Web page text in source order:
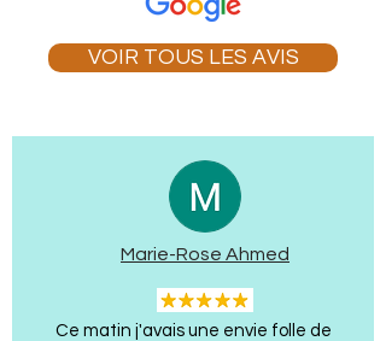
VOIR TOUS LES AVIS
Marie-Rose Ahmed
Ce matin j'avais une envie folle de